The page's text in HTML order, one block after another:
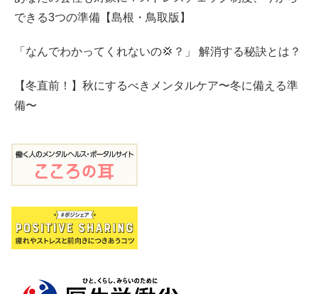
できる3つの準備【島根・鳥取版】
「なんでわかってくれないの💢？」 解消する秘訣とは？
【冬直前！】秋にするべきメンタルケア〜冬に備える準
備〜